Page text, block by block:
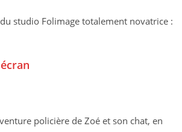
studio Folimage totalement novatrice :
policière de Zoé et son chat, en